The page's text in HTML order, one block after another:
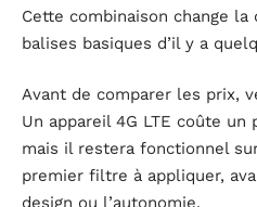
Cette combinaison change
balises basiques d’il y a
Avant de comparer les prix,
Un appareil 4G LTE coûte un
mais il restera fonctionnel
premier filtre à appliquer,
design ou l’autonomie.